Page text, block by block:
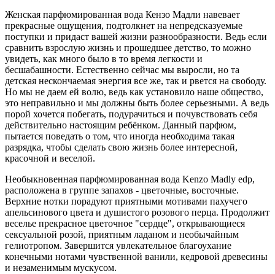
Женская парфюмированная вода Кензо Мадли навевает
прекрасные ощущения, подтолкнет на непредсказуемые
поступки и придаст вашей жизни разнообразности. Ведь если
сравнить взрослую жизнь и прошедшее детство, то можно
увидеть, как много было в то время легкости и
бесшабашности. Естественно сейчас мы выросли, но та
детская нескончаемая энергия все же, так и рвется на свободу.
Но мы не даем ей волю, ведь как установило наше общество,
это неправильно и мы должны быть более серьезными. А ведь
порой хочется побегать, подурачиться и почувствовать себя
действительно настоящим ребёнком. Данный парфюм,
пытается поведать о том, что иногда необходима такая
разрядка, чтобы сделать свою жизнь более интересной,
красочной и веселой.
Необыкновенная парфюмированная вода Kenzo Madly edp,
расположена в группе запахов - цветочные, восточные.
Верхние нотки порадуют приятными мотивами пахучего
апельсинового цвета и душистого розового перца. Продолжит
веселье прекрасное цветочное "сердце", открывающиеся
сексуальной розой, приятным ладаном и необычайным
гелиотропом. Завершится увлекательное благоухание
конечными нотами чувственной ванили, кедровой древесины
и незаменимым мускусом.